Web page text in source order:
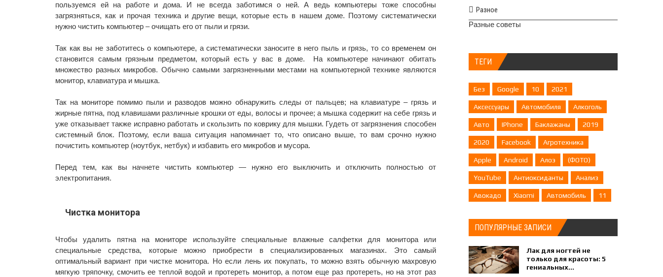
пользуемся ей на работе и дома. И не всегда заботимся о ней. А ведь компьютеры тоже способны
загрязняться, как и прочая техника и другие вещи, которые есть в нашем доме. Поэтому систематически
нужно чистить компьютер – очищать его от пыли и грязи.
Так как вы не заботитесь о компьютере, а систематически заносите в него пыль и грязь, то со временем он
становится самым грязным предметом, который есть у вас в доме. На компьютере начинают обитать
множество разных микробов. Обычно самыми загрязненными местами на компьютерной технике являются
монитор, клавиатура и мышка.
Так на мониторе помимо пыли и разводов можно обнаружить следы от пальцев; на клавиатуре – грязь и
жирные пятна, под клавишами различные крошки от еды, волосы и прочее; а мышка содержит на себе грязь и
уже отказывает также исправно работать и скользить по коврику для мышки. Гудеть от загрязнения способен
системный блок. Поэтому, если ваша ситуация напоминает то, что описано выше, то вам срочно нужно
почистить компьютер (ноутбук, нетбук) и избавить его микробов и мусора.
Перед тем, как вы начнете чистить компьютер — нужно его выключить и отключить полностью от
электропитания.
Чистка монитора
Чтобы удалить пятна на мониторе используйте специальные влажные салфетки для монитора или
специальные средства, которые можно приобрести в специализированных магазинах. Это самый
оптимальный вариант при чистке монитора. Но если лень их покупать, то можно взять обычную махровую
мягкую тряпочку, смочить ее теплой водой и протереть монитор, а потом еще раз протереть, но на этот раз
Разное
Разные советы
ТЕГИ
Без Google 10 2021
Аксессуары Автомобиля Алкоголь
Авто IPhone Баклажаны 2019
2020 Facebook Агротехника
Apple Android Алоэ (ФОТО)
YouTube Антиоксиданты Анализ
Авокадо Xiaomi Автомобиль 11
ПОПУЛЯРНЫЕ ЗАПИСИ
Лак для ногтей не
только для красоты: 5
гениальных...